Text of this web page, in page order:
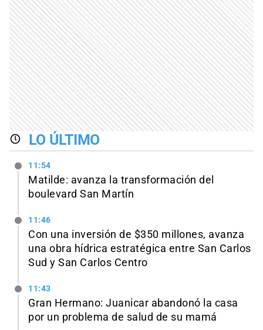
LO ÚLTIMO
11:54
Matilde: avanza la transformación del
boulevard San Martín
11:46
Con una inversión de $350 millones, avanza
una obra hídrica estratégica entre San Carlos
Sud y San Carlos Centro
11:43
Gran Hermano: Juanicar abandonó la casa
por un problema de salud de su mamá